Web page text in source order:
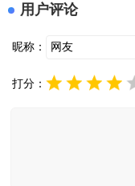
用户评论
昵称：
打分：